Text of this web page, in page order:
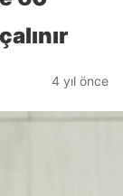
4 yıl önce